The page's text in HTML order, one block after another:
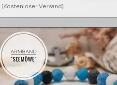
(Kostenloser Versand)